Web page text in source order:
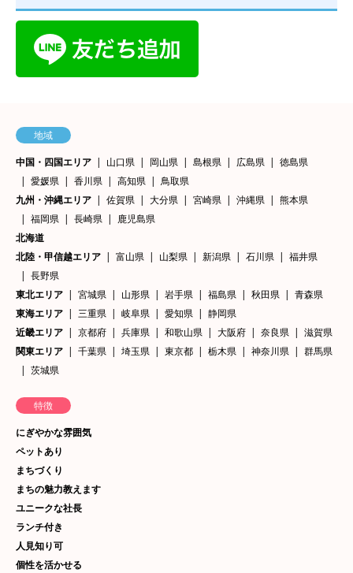
地域
中国・四国エリア
山口県 岡山県 島根県 広島県
徳島県
愛媛県
香川県 高知県
鳥取県
九州・沖縄エリア
佐賀県 大分県 宮崎県 沖縄県
熊本県
福岡県
長崎県
鹿児島県
北海道
北陸・甲信越エリア
富山県 山梨県 新潟県 石川県
福井県
長野県
東北エリア
宮城県 山形県 岩手県 福島県 秋田県
青森県
東海エリア
三重県 岐阜県 愛知県
静岡県
近畿エリア
京都府 兵庫県 和歌山県 大阪府 奈良県
滋賀県
関東エリア
千葉県 埼玉県 東京都 栃木県 神奈川県
群馬県
茨城県
特徴
にぎやかな雰囲気
ペットあり
まちづくり
まちの魅力教えます
ユニークな社長
ランチ付き
人見知り可
個性を活かせる